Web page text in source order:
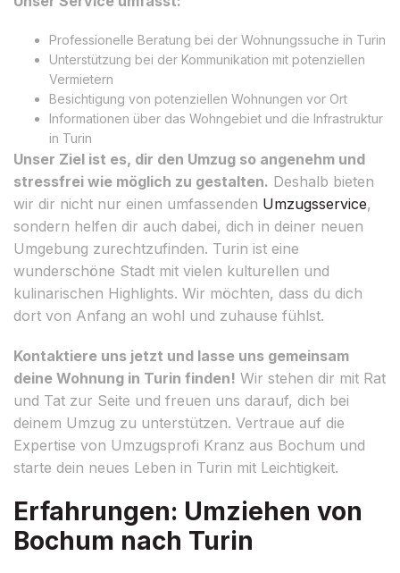
Professionelle Beratung bei der Wohnungssuche in Turin
Unterstützung bei der Kommunikation mit potenziellen
Vermietern
Besichtigung von potenziellen Wohnungen vor Ort
Informationen über das Wohngebiet und die Infrastruktur
in Turin
Unser Ziel ist es, dir den Umzug so angenehm und
stressfrei wie möglich zu gestalten. Deshalb bieten
wir dir nicht nur einen umfassenden Umzugsservice,
sondern helfen dir auch dabei, dich in deiner neuen
Umgebung zurechtzufinden. Turin ist eine
wunderschöne Stadt mit vielen kulturellen und
kulinarischen Highlights. Wir möchten, dass du dich
dort von Anfang an wohl und zuhause fühlst.
Kontaktiere uns jetzt und lasse uns gemeinsam
deine Wohnung in Turin finden! Wir stehen dir mit Rat
und Tat zur Seite und freuen uns darauf, dich bei
deinem Umzug zu unterstützen. Vertraue auf die
Expertise von Umzugsprofi Kranz aus Bochum und
starte dein neues Leben in Turin mit Leichtigkeit.
Erfahrungen: Umziehen von
Bochum nach Turin